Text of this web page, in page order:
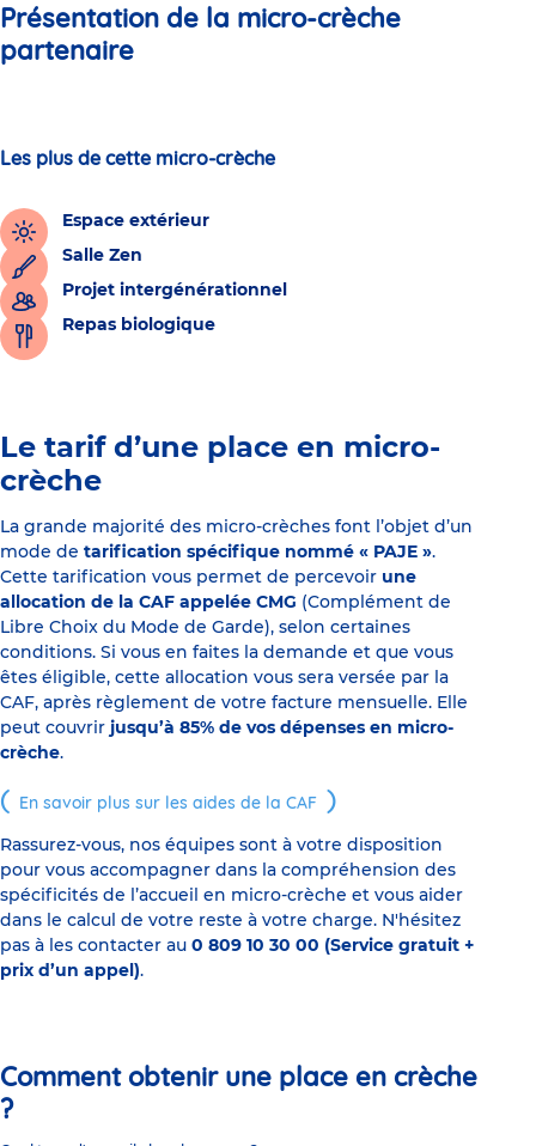
Présentation de la micro-crèche
partenaire
Les plus de cette micro-crèche
Espace extérieur
Salle Zen
Projet intergénérationnel
Repas biologique
Le tarif d’une place en micro-
crèche
La grande majorité des micro-crèches font l’objet d’un
mode de tarification spécifique nommé « PAJE ».
Cette tarification vous permet de percevoir une
allocation de la CAF appelée CMG (Complément de
Libre Choix du Mode de Garde), selon certaines
conditions. Si vous en faites la demande et que vous
êtes éligible, cette allocation vous sera versée par la
CAF, après règlement de votre facture mensuelle. Elle
peut couvrir jusqu’à 85% de vos dépenses en micro-
crèche.
En savoir plus sur les aides de la CAF
Rassurez-vous, nos équipes sont à votre disposition
pour vous accompagner dans la compréhension des
spécificités de l’accueil en micro-crèche et vous aider
dans le calcul de votre reste à votre charge. N'hésitez
pas à les contacter au 0 809 10 30 00 (Service gratuit +
prix d’un appel).
Comment obtenir une place en crèche
?